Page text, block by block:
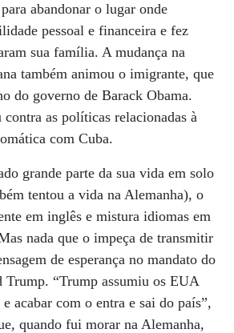
abandonar o lugar onde
pessoal e financeira e fez
sua família. A mudança na
também animou o imigrante, que
do governo de Barack Obama.
as políticas relacionadas à
com Cuba.
grande parte da sua vida em solo
tentou a vida na Alemanha), o
em inglês e mistura idiomas em
nada que o impeça de transmitir
de esperança no mandato do
Trump. “Trump assumiu os EUA
acabar com o entra e sai do país”,
quando fui morar na Alemanha,